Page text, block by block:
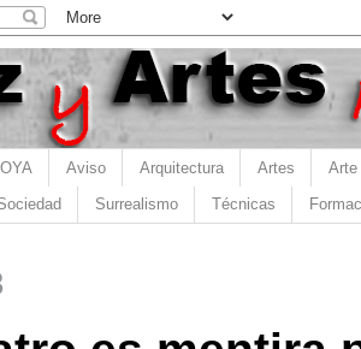
Aviso Arquitectura Artes Arte
Surrealismo Técnicas